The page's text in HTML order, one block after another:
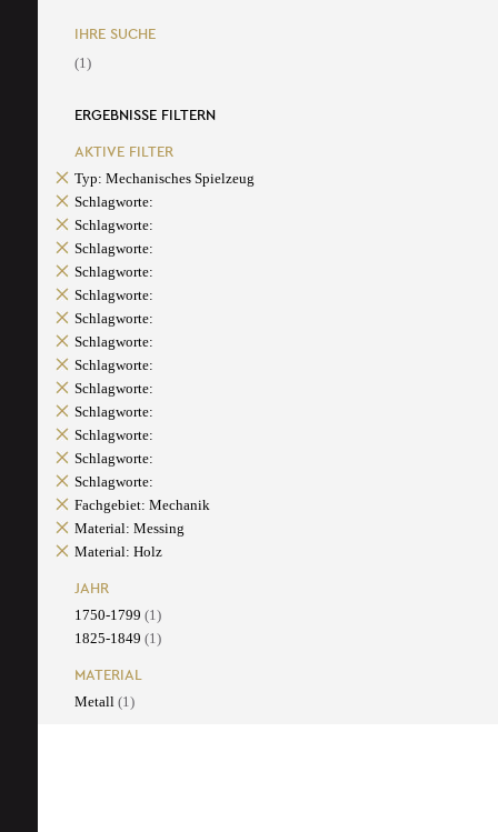
IHRE SUCHE
(1)
ERGEBNISSE FILTERN
AKTIVE FILTER
Typ: Mechanisches Spielzeug
Schlagworte:
Schlagworte:
Schlagworte:
Schlagworte:
Schlagworte:
Schlagworte:
Schlagworte:
Schlagworte:
Schlagworte:
Schlagworte:
Schlagworte:
Schlagworte:
Schlagworte:
Fachgebiet: Mechanik
Material: Messing
Material: Holz
JAHR
1750-1799 (1)
1825-1849 (1)
MATERIAL
Metall (1)